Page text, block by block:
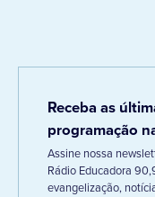
Receba as
programação
Assine nossa
Rádio Educadora
evangelização,